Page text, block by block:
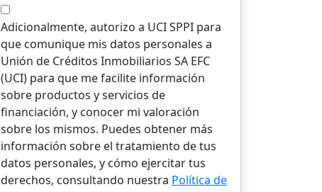
Adicionalmente, autorizo a UCI SPPI para
que comunique mis datos personales a
Unión de Créditos Inmobiliarios SA EFC
(UCI) para que me facilite información
sobre productos y servicios de
financiación, y conocer mi valoración
sobre los mismos. Puedes obtener más
información sobre el tratamiento de tus
datos personales, y cómo ejercitar tus
derechos, consultando nuestra Política de